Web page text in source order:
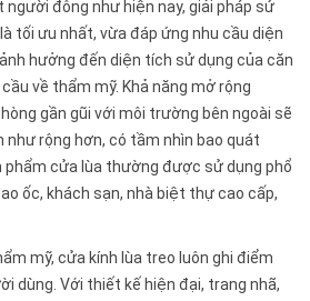
đông như hiện nay, giải pháp sử
tối ưu nhất, vừa đáp ứng nhu cầu diện
hưởng đến diện tích sử dụng của căn
về thẩm mỹ. Khả năng mở rộng
gần gũi với môi trường bên ngoài sẽ
như rộng hơn, có tầm nhìn bao quát
phẩm cửa lùa thường được sử dụng phổ
ốc, khách sạn, nhà biệt thự cao cấp,
mỹ, cửa kính lùa treo luôn ghi điểm
dùng. Với thiết kế hiện đại, trang nhã,